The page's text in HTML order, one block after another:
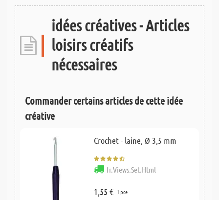
idées créatives - Articles
loisirs créatifs
nécessaires
Commander certains articles de cette idée
créative
Crochet - laine, Ø 3,5 mm
fr.Views.Set.Html
1,55 € 1 pce